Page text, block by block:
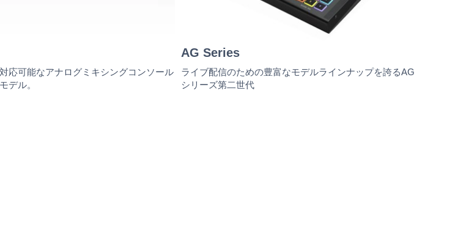
応可能なアナログミキシングコンソール
デル。
AG Series
ライブ配信のための豊富なモデルラインナップを誇るAG
シリーズ第二世代